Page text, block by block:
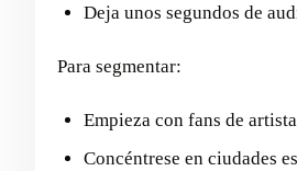
Deja unos segundos de
Para segmentar:
Empieza con fans de
Concéntrese en ciudades